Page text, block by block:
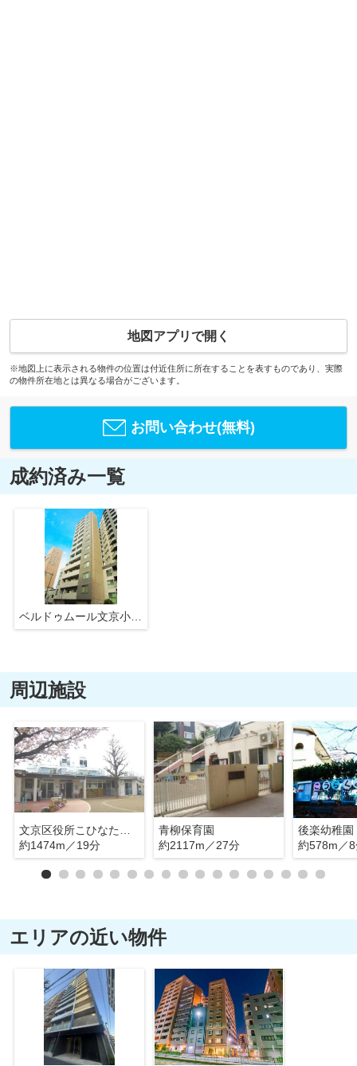
地図アプリで開く
※地図上に表示される物件の位置は付近住所に所在することを表すものであり、実際
の物件所在地とは異なる場合がございます。
お問い合わせ(無料)
成約済み一覧
ベルドゥムール文京小石川
周辺施設
約1474m／19分
青柳保育園
約2117m／27分
後楽幼稚園
約578m／
エリアの近い物件